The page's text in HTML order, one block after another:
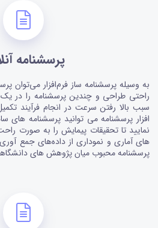
پرسشنامه
به وسیله پرسشنامه ساز فرم‌افزار می‌توان
راحتی طراحی و چندین پرسشنامه را در یک
سبب بالا رفتن سرعت در انجام فرآیند
افزار پرسشنامه می توانید پرسشنامه های
نمایید تا تحقیقات پیمایش را به صورت
های آماری و نموداری از داده‌های جمع آوری
پرسشنامه محبوب میان پژوهش های